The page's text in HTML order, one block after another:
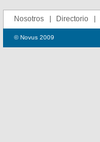
Nosotros Directorio
© Novus 2009